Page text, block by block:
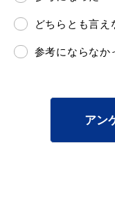
気象情報リン
どちらとも言え
参考にならなか
アン